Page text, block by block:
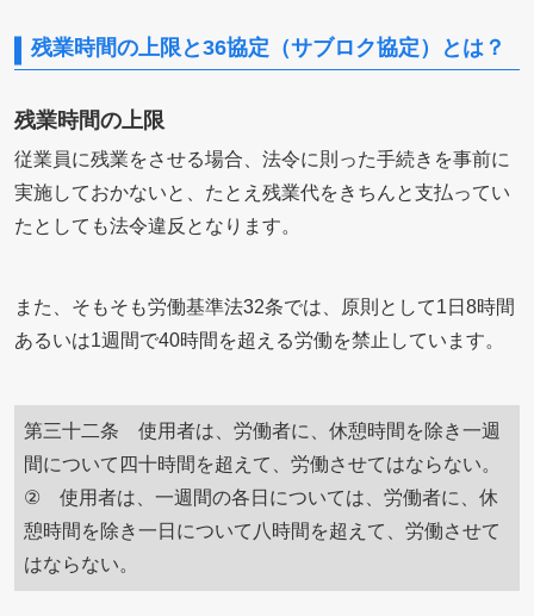
残業時間の上限と36協定（サブロク協定）とは？
残業時間の上限
従業員に残業をさせる場合、法令に則った手続きを事前に
実施しておかないと、たとえ残業代をきちんと支払ってい
たとしても法令違反となります。
また、そもそも労働基準法32条では、原則として1日8時間
あるいは1週間で40時間を超える労働を禁止しています。
第三十二条 使用者は、労働者に、休憩時間を除き一週
間について四十時間を超えて、労働させてはならない。
② 使用者は、一週間の各日については、労働者に、休
憩時間を除き一日について八時間を超えて、労働させて
はならない。